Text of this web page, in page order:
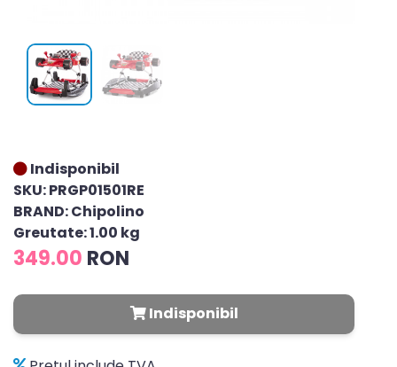
Indisponibil
SKU: PRGP01501RE
BRAND: Chipolino
Greutate: 1.00 kg
349.00 RON
Indisponibil